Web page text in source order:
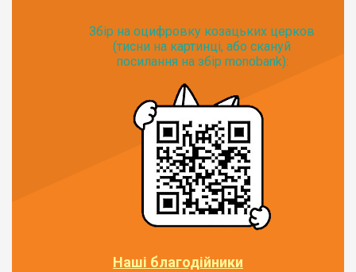
Збір на оцифровку козацьких церков
(тисни на картинці, або скануй
посилання на збір monobank):
Наші благодійники